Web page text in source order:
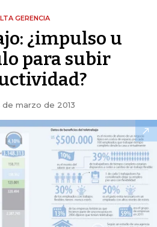
GERENCIA
¿impulso u
para subir
de marzo de 2013